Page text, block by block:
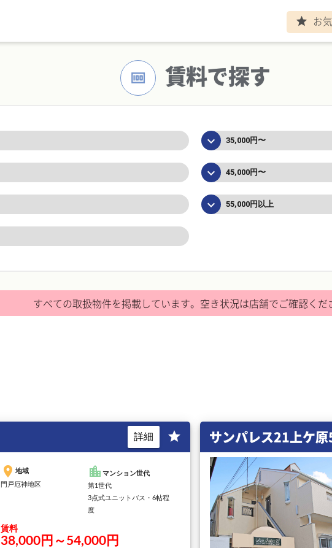
star お
money 賃料で探す
keyboard_arrow_down 35,000円〜
keyboard_arrow_down 45,000円〜
keyboard_arrow_down 55,000円以上
すべての取扱物件を掲載しています。 空き状況は店舗でご確認くだ
star
詳細
place 地域
門戸厄神地区
location_cityマンション世代
第1世代
3点式ユニットバス・6帖程
度
賃料
38,000円～54,000円
サンパレス21上ケ